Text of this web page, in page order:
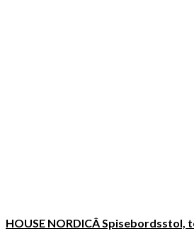
HOUSE NORDICÂ Spisebordsstol,